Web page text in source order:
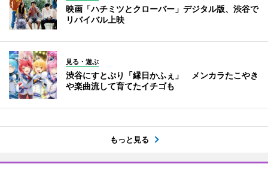
映画「ハチミツとクローバー」デジタル版、渋谷で
リバイバル上映
見る・遊ぶ
渋谷にすとぷり「縁日かふぇ」 メンカラたこやき
や楽曲流して育てたイチゴも
もっと見る